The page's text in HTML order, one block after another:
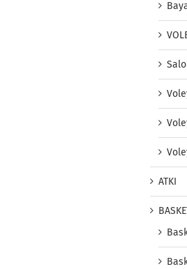
ATKI